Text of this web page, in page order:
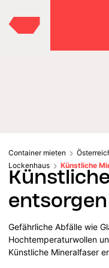
Container mieten
Lockenhaus
Künstliche
Gefährliche Abfälle wie
Hochtemperaturwollen
Künstliche Mineralfaser